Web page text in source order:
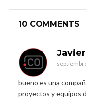
10 COMMENTS
bueno es una
proyectos y equipos